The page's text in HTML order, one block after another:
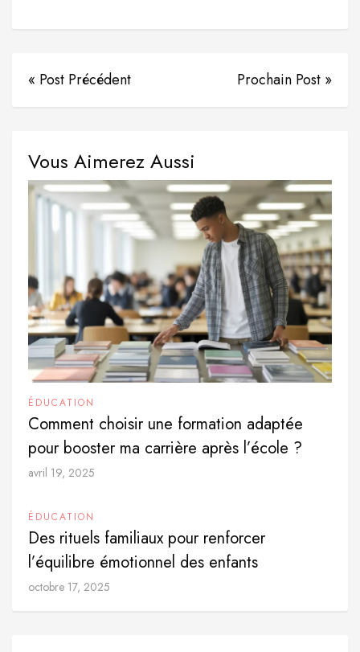
« Post Précédent Prochain Post »
Vous Aimerez Aussi
ÉDUCATION
Comment choisir une formation adaptée
pour booster ma carrière après l’école ?
avril 19, 2025
ÉDUCATION
Des rituels familiaux pour renforcer
l’équilibre émotionnel des enfants
octobre 17, 2025